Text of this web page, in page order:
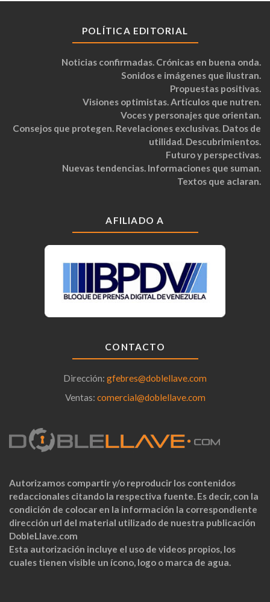
POLÍTICA EDITORIAL
Noticias confirmadas. Crónicas en buena onda.
Sonidos e imágenes que ilustran.
Propuestas positivas.
Visiones optimistas. Artículos que nutren.
Voces y personajes que orientan.
Consejos que protegen. Revelaciones exclusivas. Datos de
utilidad. Descubrimientos.
Futuro y perspectivas.
Nuevas tendencias. Informaciones que suman.
Textos que aclaran.
AFILIADO A
CONTACTO
Dirección: gfebres@doblellave.com
Ventas: comercial@doblellave.com
Autorizamos compartir y/o reproducir los contenidos
redaccionales citando la respectiva fuente. Es decir, con la
condición de colocar en la información la correspondiente
dirección url del material utilizado de nuestra publicación
DobleLlave.com
Esta autorización incluye el uso de videos propios, los
cuales tienen visible un ícono, logo o marca de agua.